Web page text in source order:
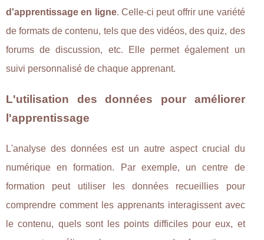
d'apprentissage en ligne. Celle-ci peut offrir une variété
de formats de contenu, tels que des vidéos, des quiz, des
forums de discussion, etc. Elle permet également un
suivi personnalisé de chaque apprenant.
L'utilisation des données pour améliorer
l'apprentissage
L'analyse des données est un autre aspect crucial du
numérique en formation. Par exemple, un centre de
formation peut utiliser les données recueillies pour
comprendre comment les apprenants interagissent avec
le contenu, quels sont les points difficiles pour eux, et